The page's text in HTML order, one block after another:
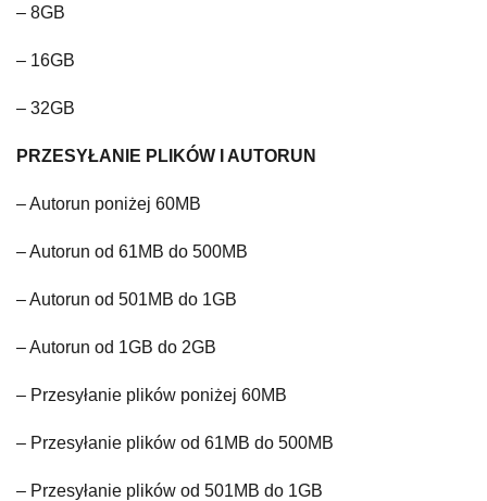
– 8GB
– 16GB
– 32GB
PRZESYŁANIE PLIKÓW I AUTORUN
– Autorun poniżej 60MB
– Autorun od 61MB do 500MB
– Autorun od 501MB do 1GB
– Autorun od 1GB do 2GB
– Przesyłanie plików poniżej 60MB
– Przesyłanie plików od 61MB do 500MB
– Przesyłanie plików od 501MB do 1GB